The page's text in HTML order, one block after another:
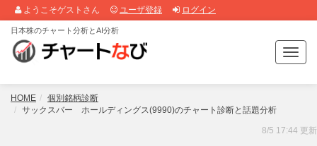
ようこそゲストさん ユーザ登録 ログイン
T
o
g
日本株のチャート分析とAI分析
HOME
個別銘柄診断
サックスバー ホールディングス(9990)のチャート診断と話題分析
8/5 17:44 更新